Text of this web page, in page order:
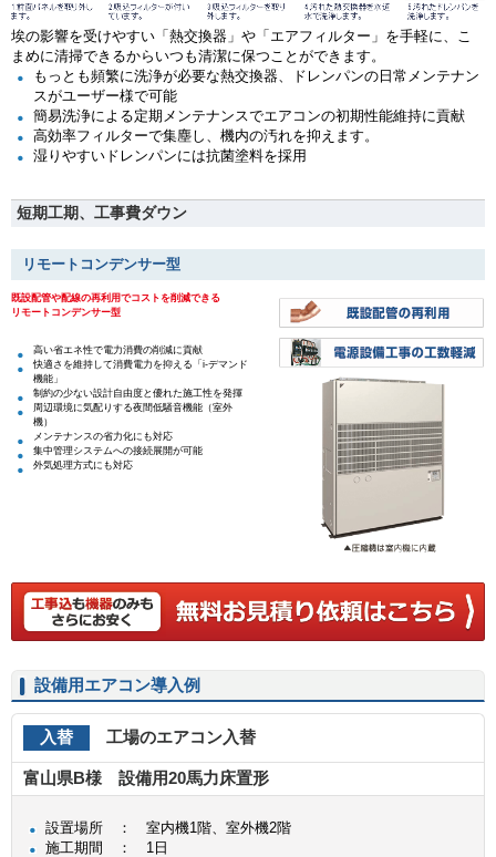
埃の影響を受けやすい「熱交換器」や「エアフィルター」を手軽に、こ
まめに清掃できるからいつも清潔に保つことができます。
もっとも頻繁に洗浄が必要な熱交換器、ドレンパンの日常メンテナン
スがユーザー様で可能
簡易洗浄による定期メンテナンスでエアコンの初期性能維持に貢献
高効率フィルターで集塵し、機内の汚れを抑えます。
湿りやすいドレンパンには抗菌塗料を採用
短期工期、工事費ダウン
リモートコンデンサー型
既設配管や配線の再利用でコストを削減できる
リモートコンデンサー型
高い省エネ性で電力消費の削減に貢献
快適さを維持して消費電力を抑える「i-デマンド
機能」
制約の少ない設計自由度と優れた施工性を発揮
周辺環境に気配りする夜間低騒音機能（室外
機）
メンテナンスの省力化にも対応
集中管理システムへの接続展開が可能
外気処理方式にも対応
設備用エアコン導入例
入替 工場のエアコン入替
富山県B様 設備用20馬力床置形
設置場所 ： 室内機1階、室外機2階
施工期間 ： 1日